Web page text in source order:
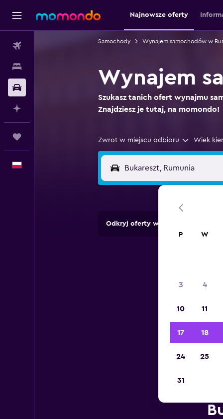
Najnowsze oferty
Samochody Wynajem samochodów w
Wynajem
Szukasz tanich ofert wynajmu
Znajdziesz je tutaj, na momondo!
Zwrot w miejscu odbioru Wiek
Odkryj oferty wypożyczalni z
P W
3 4
10 11
17 18
24 25
31